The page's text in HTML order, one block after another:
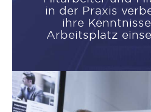
in der Praxis
ihre
Arbeitsplatz